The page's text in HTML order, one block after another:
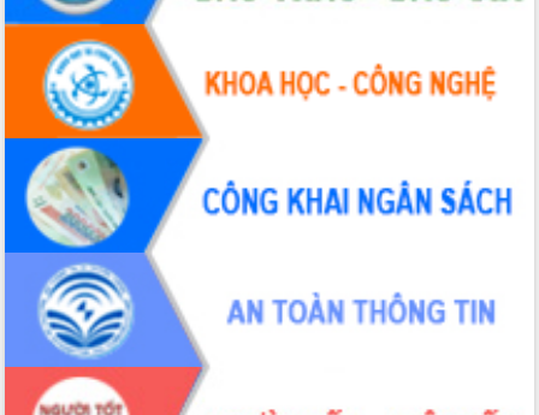
Lãnh đạo tỉnh dâng hương tưởng niệm
tại Đập Đồng Cam đầu Xuân Bính Ngọ
Ngành nông nghiệp phấn đấu tăng
trưởng đạt 5,86% trong năm 2026
UBND tỉnh Đắk Lắk triển khai công tác
quốc phòng, quân sự địa phương năm
2026
Đắk Lắk tập trung toàn lực khắc phục
tồn tại IUU, sẵn sàng làm việc với
Đoàn thanh tra EC
Chủ tịch UBND tỉnh Tạ Anh Tuấn thăm,
chúc mừng các bệnh viện nhân Ngày
Thầy thuốc Việt Nam
Rộn ràng lễ hội truyền thống Sông
nước Đà Nông lần thứ I năm 2026
Kỳ họp Chuyên đề lần thứ Năm, HĐND